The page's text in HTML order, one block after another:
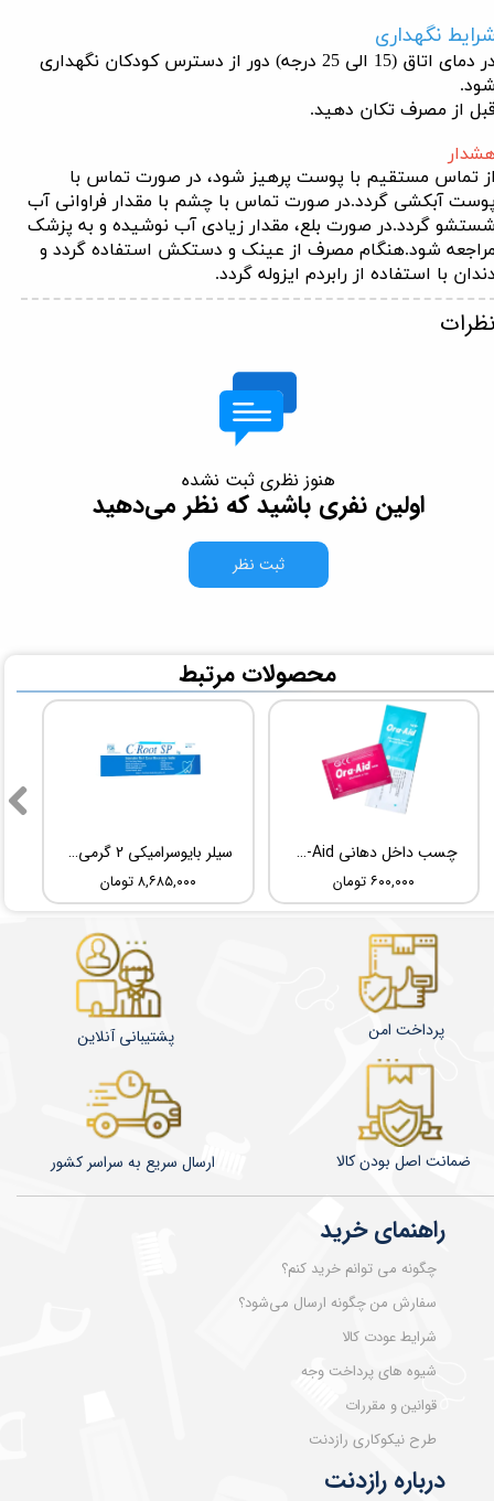
نگهداری
در دمای اتاق (15 الی 25 درجه) دور از دسترس کودکان نگهداری
از مصرف تکان دهید.
تماس مستقیم با پوست پرهیز شود، در صورت تماس با
آب­کشی گردد.در صورت تماس با چشم با مقدار فراوانی آب
گردد.در صورت بلع، مقدار زیادی آب نوشیده و به پزشک
شود.هنگام مصرف از عینک و دستکش استفاده گردد و
با استفاده از رابردم ایزوله گردد.
هنوز نظری ثبت نشده
اولین نفری باشید که نظر می‌دهید
ثبت نظر
سیلر بایوسرامیکی 2 گرمی Root Dental Medical C-Root SP
۸,۶۸۵,۰۰۰ تومان
چسب داخل دهانی TBM Ora-Aid
۶۰۰,۰۰۰ تومان
​محصولات مرتبط
درباره رازدنت
راهنمای خرید
چگونه می توانم خرید کنم؟
سفارش من چگونه ارسال می‌شود؟
شرایط عودت کالا
شیوه های پرداخت وجه
قوانین و مقررات
طرح نیکوکاری رازدنت
​​​​ارسال سریع به سراسر کشور ضمانت اصل بودن کالا
پشتیبانی آنلاین پرداخت امن